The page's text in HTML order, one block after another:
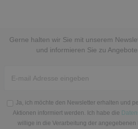
Gerne halten wir Sie mit unserem
und informieren Sie zu
Honig
Ja, ich möchte den Newsletter erhalten und
Aktionen informiert werden. Ich habe die
willige in die Verarbeitung der angegebenen